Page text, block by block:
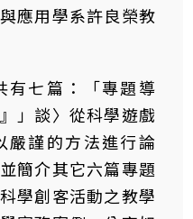
應用學系許良榮教
有七篇：「專題導
」談〉從科學遊戲
嚴謹的方法進行論
簡介其它六篇專題
學創客活動之教學